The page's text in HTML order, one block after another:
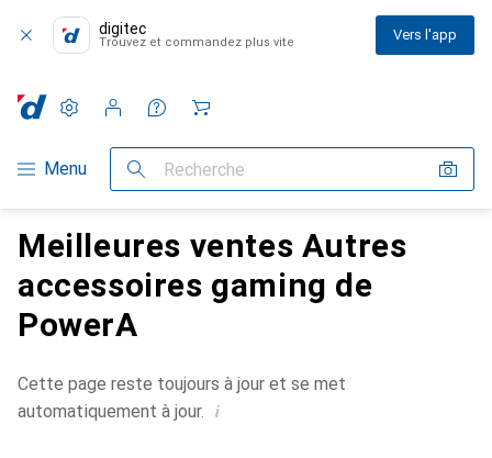
digitec
Trouvez et commandez plus vite Vers l'app
Navigation par catégorie
Menu Recherche
Paramètres
Compte client
Listes de comparaison
Listes d'envies
Panier
Meilleures ventes Autres
accessoires gaming de
PowerA
Cette page reste toujours à jour et se met
automatiquement à jour. i